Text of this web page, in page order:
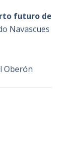
futuro de
Navascues
Oberón